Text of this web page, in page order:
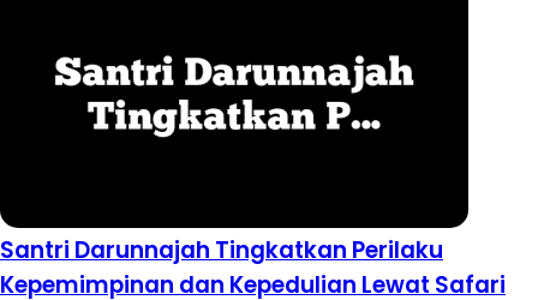
Santri Darunnajah Tingkatkan Perilaku